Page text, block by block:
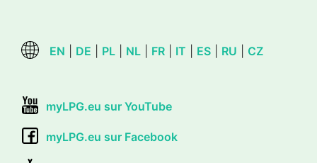
EN DE PL NL FR IT ES RU CZ
myLPG.eu sur YouTube
myLPG.eu sur Facebook